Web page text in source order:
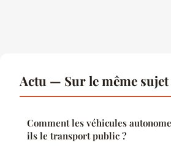
Actu — Sur le même sujet
Comment les véhicules
ils le transport public ?